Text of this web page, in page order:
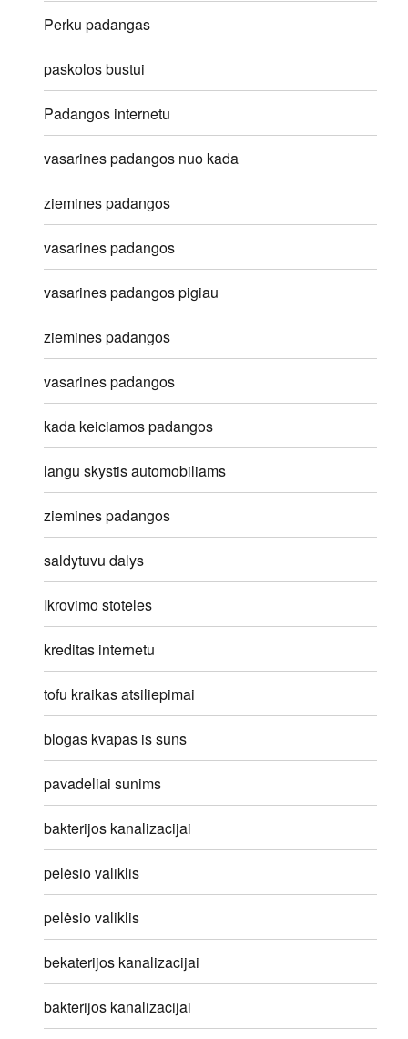
Perku padangas
paskolos bustui
Padangos internetu
vasarines padangos nuo kada
ziemines padangos
vasarines padangos
vasarines padangos pigiau
ziemines padangos
vasarines padangos
kada keiciamos padangos
langu skystis automobiliams
ziemines padangos
saldytuvu dalys
Ikrovimo stoteles
kreditas internetu
tofu kraikas atsiliepimai
blogas kvapas is suns
pavadeliai sunims
bakterijos kanalizacijai
pelėsio valiklis
pelėsio valiklis
bekaterijos kanalizacijai
bakterijos kanalizacijai